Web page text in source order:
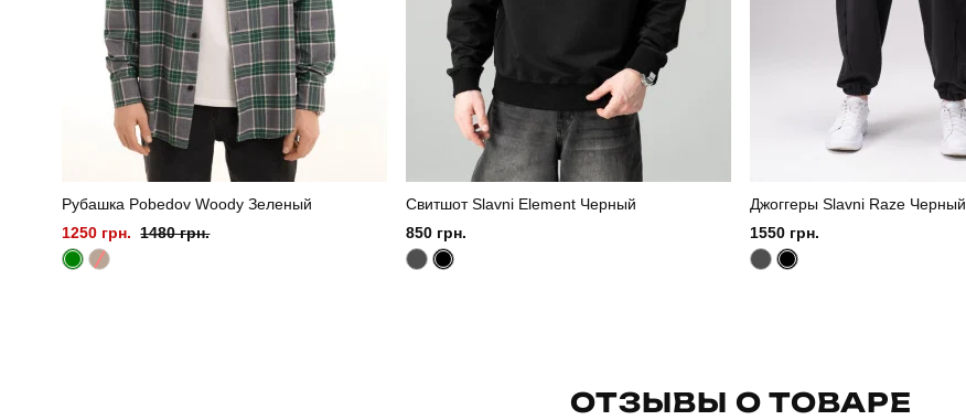
Рубашка Pobedov Woody Зеленый
1250 грн. 1480 грн.
Свитшот Slavni Element Черный
850 грн.
Джоггеры Slavni Raze Черный
1550 грн.
ОТЗЫВЫ О ТОВАРЕ